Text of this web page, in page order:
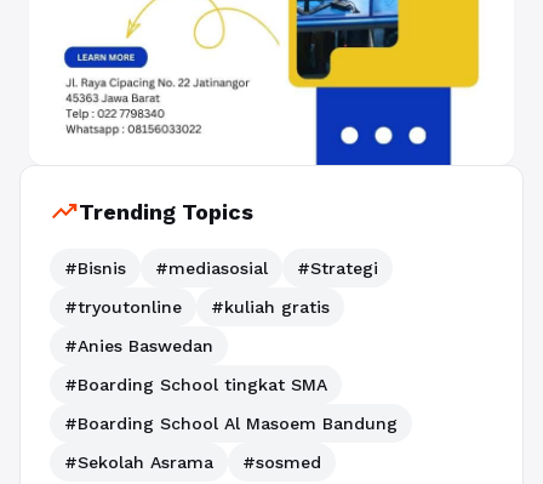
trending_upTrending Topics
#Bisnis #mediasosial
#Strategi
#tryoutonline
#kuliah gratis
#Anies Baswedan
#Boarding School tingkat SMA
#Boarding School Al Masoem Bandung
#Sekolah Asrama
#sosmed